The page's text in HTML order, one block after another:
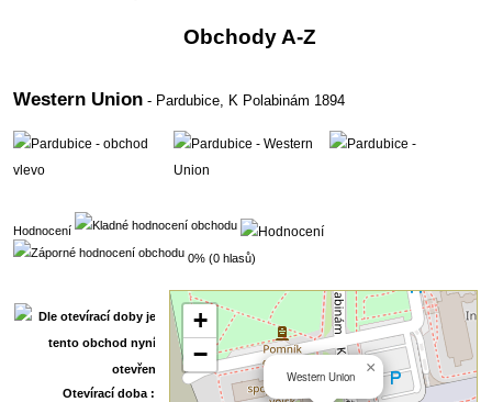
Obchody A-Z
Western Union - Pardubice, K Polabinám 1894
Hodnocení
0% (0 hlasů)
Otevírací doba :
Western Union ×
+
−